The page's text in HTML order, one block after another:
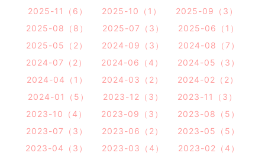
2025-11（6）
2025-10（1）
2025-09（3）
2025-08（8）
2025-07（3）
2025-06（1）
2025-05（2）
2024-09（3）
2024-08（7）
2024-07（2）
2024-06（4）
2024-05（3）
2024-04（1）
2024-03（2）
2024-02（2）
2024-01（5）
2023-12（3）
2023-11（3）
2023-10（4）
2023-09（3）
2023-08（5）
2023-07（3）
2023-06（2）
2023-05（5）
2023-04（3）
2023-03（4）
2023-02（4）